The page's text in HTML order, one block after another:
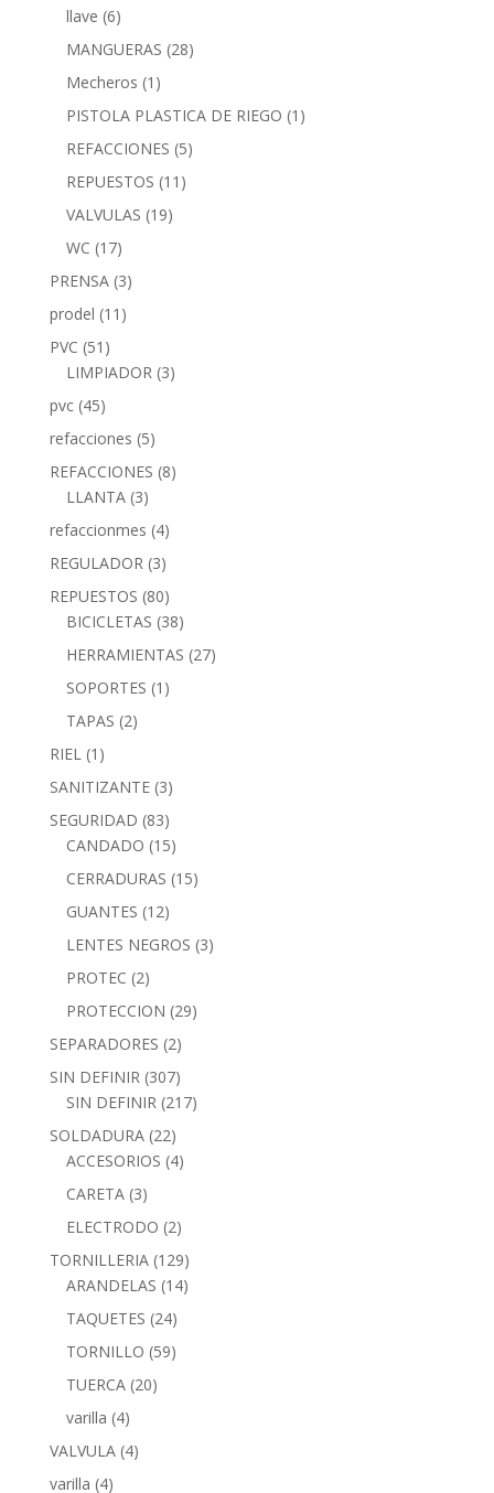
llave (6)
MANGUERAS (28)
Mecheros (1)
PISTOLA PLASTICA DE RIEGO (1)
REFACCIONES (5)
REPUESTOS (11)
VALVULAS (19)
WC (17)
PRENSA (3)
prodel (11)
PVC (51)
LIMPIADOR (3)
pvc (45)
refacciones (5)
REFACCIONES (8)
LLANTA (3)
refaccionmes (4)
REGULADOR (3)
REPUESTOS (80)
BICICLETAS (38)
HERRAMIENTAS (27)
SOPORTES (1)
TAPAS (2)
RIEL (1)
SANITIZANTE (3)
SEGURIDAD (83)
CANDADO (15)
CERRADURAS (15)
GUANTES (12)
LENTES NEGROS (3)
PROTEC (2)
PROTECCION (29)
SEPARADORES (2)
SIN DEFINIR (307)
SIN DEFINIR (217)
SOLDADURA (22)
ACCESORIOS (4)
CARETA (3)
ELECTRODO (2)
TORNILLERIA (129)
ARANDELAS (14)
TAQUETES (24)
TORNILLO (59)
TUERCA (20)
varilla (4)
VALVULA (4)
varilla (4)